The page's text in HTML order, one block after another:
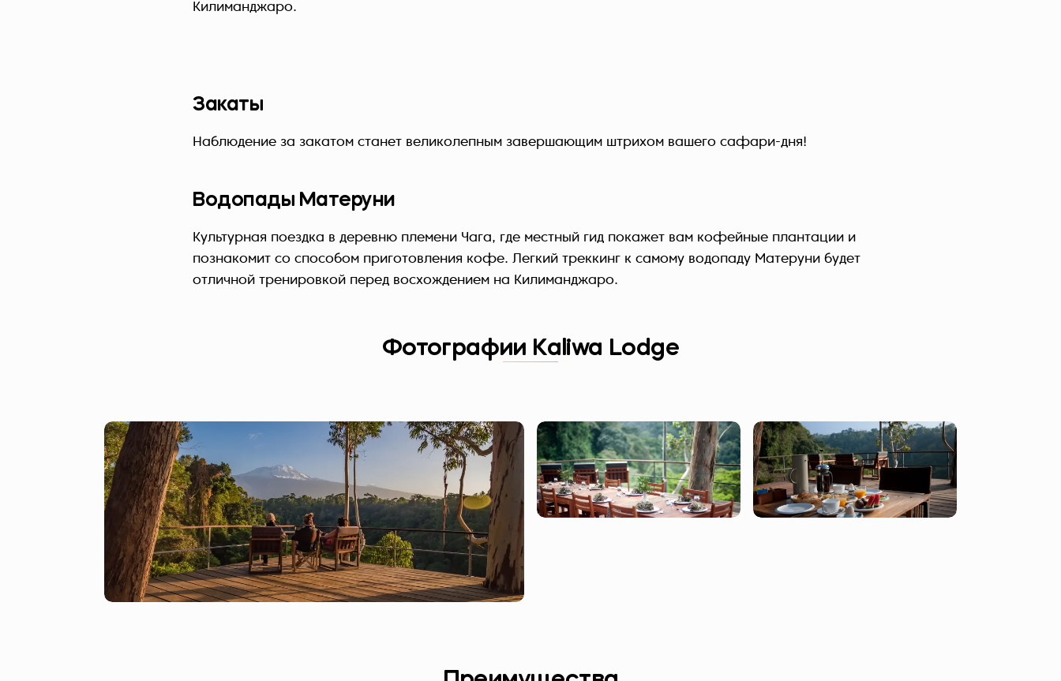
Килиманджаро.
Закаты
Наблюдение за закатом станет великолепным завершающим штрихом вашего сафари-дня!
Водопады Матеруни
Культурная поездка в деревню племени Чага, где местный гид покажет вам кофейные плантации и
познакомит со способом приготовления кофе. Легкий треккинг к самому водопаду Матеруни будет
отличной тренировкой перед восхождением на Килиманджаро.
Фотографии Kaliwa Lodge